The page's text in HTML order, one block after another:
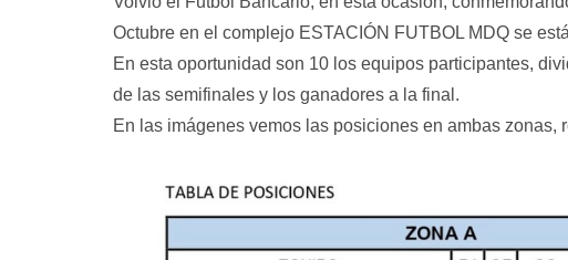
Octubre en el complejo ESTACIÓN FUTBOL MDQ se
En esta oportunidad son 10 los equipos participantes,
de las semifinales y los ganadores a la final.
En las imágenes vemos las posiciones en ambas